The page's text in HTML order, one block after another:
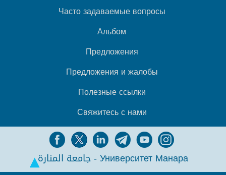
Часто задаваемые вопросы
Альбом
Предложения
Предложения и жалобы
Полезные ссылки
Свяжитесь с нами
جامعة المنارة - Университет Манара